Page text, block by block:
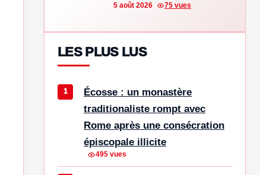
5 août 2026 75 vues
LES PLUS LUS
Écosse : un monastère
traditionaliste rompt avec
Rome après une consécration
épiscopale illicite
495 vues